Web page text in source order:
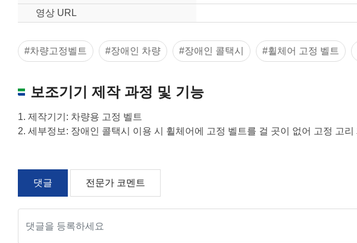
영상 URL
#차량고정벨트 #장애인 차량 #장애인 콜택시 #휠체어 고정 벨트
보조기기 제작 과정 및 기능
1. 제작기기: 차량용 고정 벨트
2. 세부정보: 장애인 콜택시 이용 시 휠체어에 고정 벨트를 걸 곳이 없어 고정 고리
댓글 전문가 코멘트